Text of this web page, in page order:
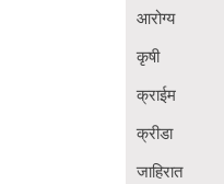
आरोग्य
कृषी
क्राईम
क्रीडा
जाहिरात